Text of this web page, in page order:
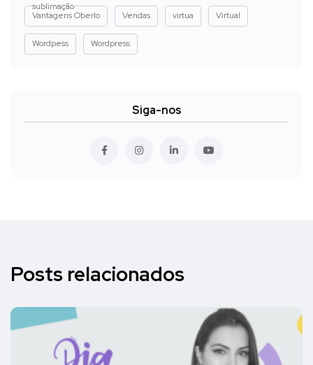
sublimação
Vantagens Oberlo
Vendas virtua Virtual
Wordpess Wordpress
Siga-nos
Posts relacionados